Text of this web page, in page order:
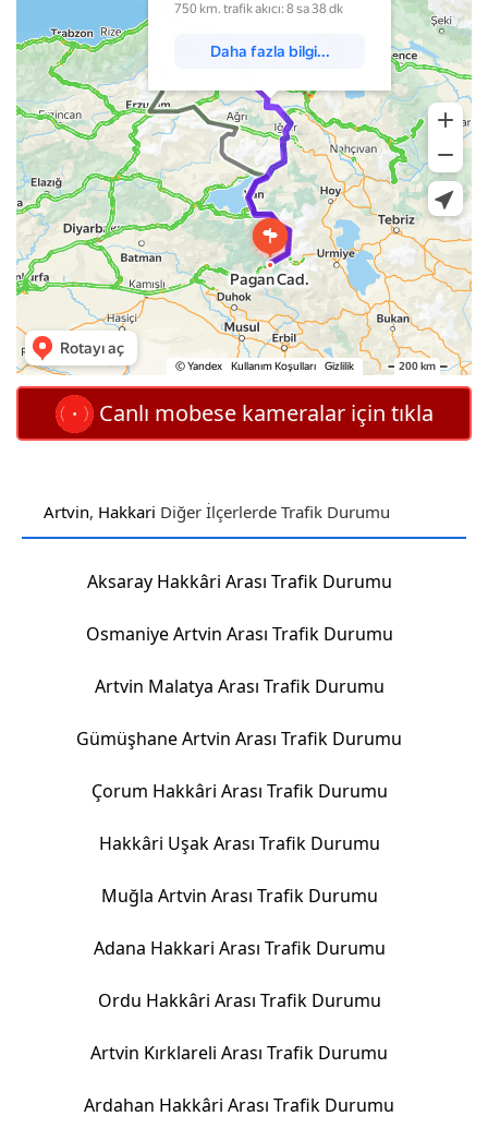
Canlı mobese kameralar için tıkla
Artvin, Hakkari Diğer İlçerlerde Trafik Durumu
Aksaray Hakkâri Arası Trafik Durumu
Osmaniye Artvin Arası Trafik Durumu
Artvin Malatya Arası Trafik Durumu
Gümüşhane Artvin Arası Trafik Durumu
Çorum Hakkâri Arası Trafik Durumu
Hakkâri Uşak Arası Trafik Durumu
Muğla Artvin Arası Trafik Durumu
Adana Hakkari Arası Trafik Durumu
Ordu Hakkâri Arası Trafik Durumu
Artvin Kırklareli Arası Trafik Durumu
Ardahan Hakkâri Arası Trafik Durumu